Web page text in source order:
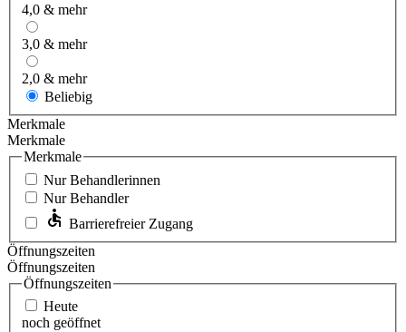
4,0 & mehr
3,0 & mehr
2,0 & mehr
Beliebig
Merkmale
Merkmale
Merkmale
Nur Behandlerinnen
Nur Behandler
Barrierefreier Zugang
Öffnungszeiten
Öffnungszeiten
Öffnungszeiten
Heute
noch geöffnet